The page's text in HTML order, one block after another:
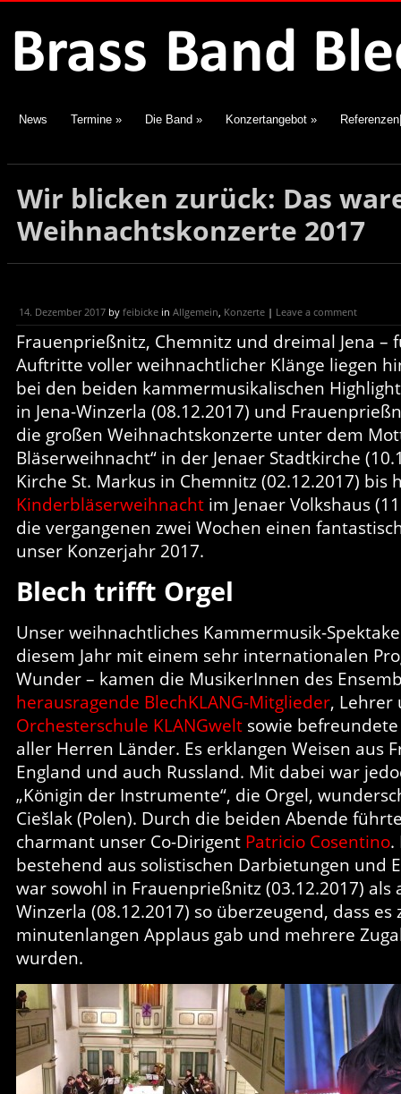
News Termine » Die Band » Konzertangebot »
Wir blicken zurück: Das
Weihnachtskonzerte 2017
14. Dezember 2017 by feibicke in Allgemein, Konzerte | Leave a comment
Frauenprießnitz, Chemnitz und dreimal Jena –
Auftritte voller weihnachtlicher Klänge liegen
bei den beiden kammermusikalischen
in Jena-Winzerla (08.12.2017) und
die großen Weihnachtskonzerte unter dem
Bläserweihnacht“ in der Jenaer Stadtkirche
Kirche St. Markus in Chemnitz (02.12.2017) bis
Kinderbläserweihnacht im Jenaer Volkshaus
die vergangenen zwei Wochen einen
unser Konzerjahr 2017.
Blech trifft Orgel
Unser weihnachtliches Kammermusik-
diesem Jahr mit einem sehr internationalen
Wunder – kamen die MusikerInnen des
herausragende BlechKLANG-Mitglieder, Lehrer
Orchesterschule KLANGwelt sowie
aller Herren Länder. Es erklangen Weisen aus
England und auch Russland. Mit dabei war
„Königin der Instrumente“, die Orgel,
Ciešlak (Polen). Durch die beiden Abende
charmant unser Co-Dirigent Patricio Cosentino.
bestehend aus solistischen Darbietungen und
war sowohl in Frauenprießnitz (03.12.2017) als
Winzerla (08.12.2017) so überzeugend, dass es
minutenlangen Applaus gab und mehrere
wurden.